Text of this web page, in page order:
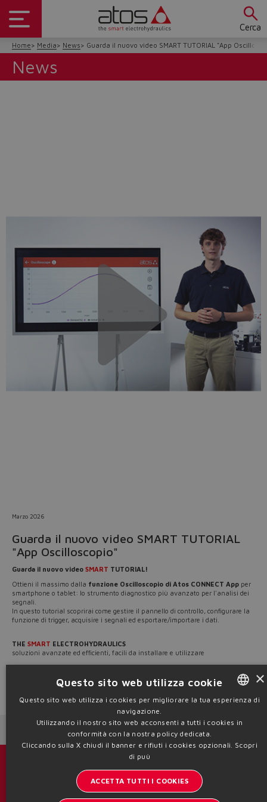
Cerca
Do you want to leave the
Home Media News Guarda il nuovo video SMART TUTORIAL "App
News
Marzo 2026
Guarda il nuovo video SMART TUTORIAL
"App Oscilloscopio"
Guarda il nuovo video SMART TUTORIAL!
Ottieni il massimo dalla funzione Oscilloscopio di Atos CONNECT App per
smartphone o tablet: lo strumento diagnostico più avanzato per l'analisi dei
segnali.
In questo tutorial scoprirai come gestire il pannello di controllo, configurare la
funzione di trigger, acquisire i segnali ed esportare/importare i dati.
THE SMART ELECTROHYDRAULICS
soluzioni avanzate ed efficienti, facili da installare e utilizzare
Source: NW26-177
Resta aggiornato sul mondo Atos
GERMAN
×
Questo sito web utilizza cookie
Questo sito web utilizza i cookies per migliorare la tua esperienza di
navigazione.
Utilizzando il nostro sito web acconsenti a tutti i cookies in
conformità con la nostra policy dedicata.
Cliccando sulla X chiudi il banner e rifiuti i cookies opzionali. Scopri
di puù
ACCETTA TUTTI I COOKIES